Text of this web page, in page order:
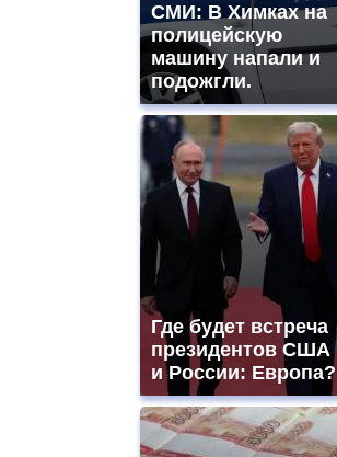
СМИ: В Химках на
полицейскую
машину напали и
подожгли.
Где будет встреча
президентов США
и России: Европа?